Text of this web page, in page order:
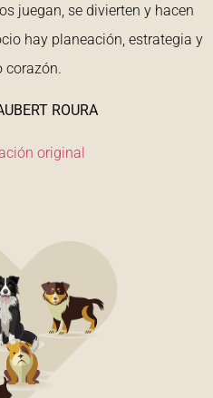
juegan, se divierten y hacen
hay planeación, estrategia y
corazón.
ROURA
original